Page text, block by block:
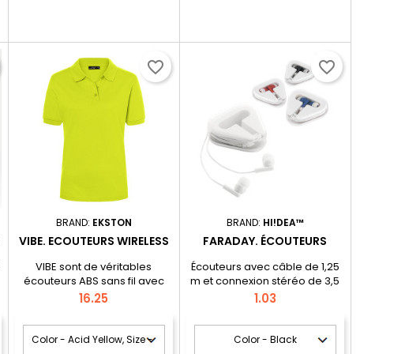
BRAND: EKSTON
VIBE. ECOUTEURS WIRELESS
VIBE sont de véritables
écouteurs ABS sans fil avec
Bluetooth 5.0. Parfait pour être
rangement sert également de
chargeur avec une capacité
Price
16.25
favorite_border
BRAND: HI!DEA™
FARADAY. ÉCOUTEURS
Écouteurs avec câble de 1,25
m et connexion stéréo de 3,5
mm, fournis dans une boîte
Price
1.03
favorite_border